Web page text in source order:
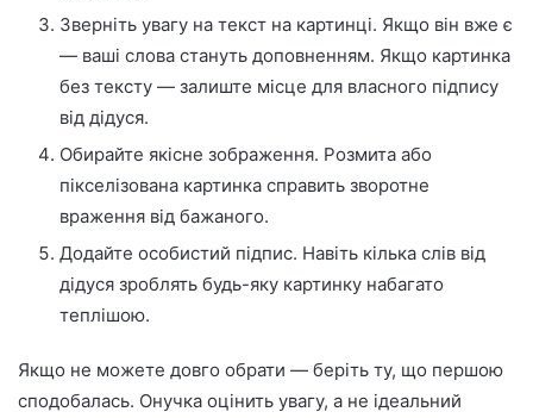
Зверніть увагу на текст на картинці. Якщо він вже є
— ваші слова стануть доповненням. Якщо картинка
без тексту — залиште місце для власного підпису
від дідуся.
Обирайте якісне зображення. Розмита або
пікселізована картинка справить зворотне
враження від бажаного.
Додайте особистий підпис. Навіть кілька слів від
дідуся зроблять будь-яку картинку набагато
теплішою.
Якщо не можете довго обрати — беріть ту, що першою
сподобалась. Онучка оцінить увагу, а не ідеальний